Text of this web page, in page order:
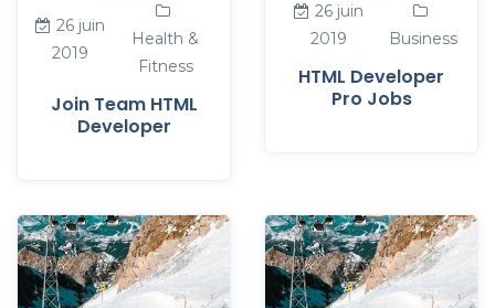
26 juin
2019
Health &
Fitness
Join Team HTML
Developer
26 juin
2019
Business
HTML Developer
Pro Jobs